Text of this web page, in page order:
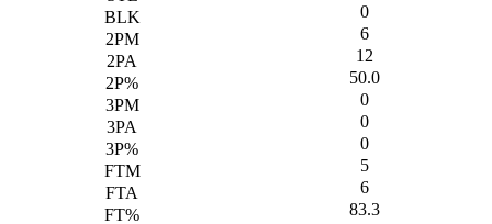
0
6
12
50.0
0
0
0
5
6
83.3